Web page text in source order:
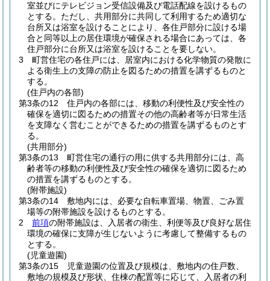
室並びにテレビジョン受信設備及び電話配線を設けるもの
とする。 ただし、共用部分に共同して利用するため適切な
台所又は浴室を設けることにより、各住戸部分に設ける場
合と同等以上の居住環境が確保される場合にあっては、各
住戸部分に台所又は浴室を設けることを要しない。
3
町営住宅の各住戸には、居室内における化学物質の発散に
よる衛生上の支障の防止を図るための措置を講ずるものと
する。
(住戸内の各部)
第3条の12
住戸内の各部には、移動の利便性及び安全性の
確保を適切に図るための措置その他の高齢者等が日常生活
を支障なく営むことができるための措置を講ずるものとす
る。
(共用部分)
第3条の13
町営住宅の通行の用に供する共用部分には、高
齢者等の移動の利便性及び安全性の確保を適切に図るため
の措置を講ずるものとする。
(附帯施設)
第3条の14
敷地内には、必要な自転車置場、物置、ごみ置
場等の附帯施設を設けるものとする。
2
前項の附帯施設は、入居者の衛生、利便等及び良好な居住
環境の確保に支障が生じないように考慮して整備するもの
とする。
(児童遊園)
第3条の15
児童遊園の位置及び規模は、敷地内の住戸数、
敷地の規模及び形状、住棟の配置等に応じて、入居者の利